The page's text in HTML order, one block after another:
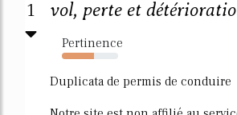
1
vol, perte et
Pertinence
57%
Duplicata de permis de conduire